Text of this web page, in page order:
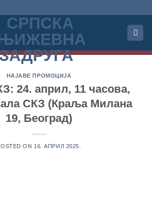
НАЈАВЕ ПРОМОЦИЈА
24. април, 11 часова,
СКЗ (Краља Милана
19, Београд)
ON 16. АПРИЛ 2025.